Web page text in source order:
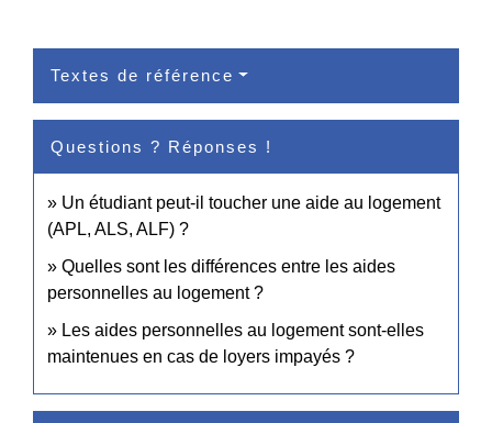
Textes de référence
Questions ? Réponses !
Un étudiant peut-il toucher une aide au logement
(APL, ALS, ALF) ?
Quelles sont les différences entre les aides
personnelles au logement ?
Les aides personnelles au logement sont-elles
maintenues en cas de loyers impayés ?